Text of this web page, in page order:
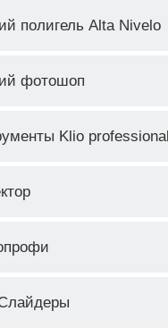
полигель Alta Nivelo
фотошоп
Klio professional